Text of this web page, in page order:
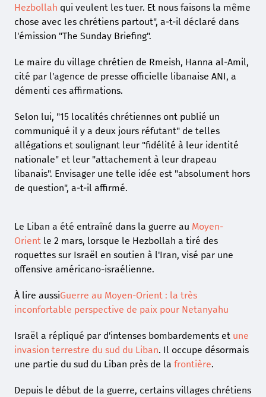
Hezbollah qui veulent les tuer. Et nous faisons la même
chose avec les chrétiens partout", a-t-il déclaré dans
l'émission "The Sunday Briefing".
Le maire du village chrétien de Rmeish, Hanna al-Amil,
cité par l'agence de presse officielle libanaise ANI, a
démenti ces affirmations.
Selon lui, "15 localités chrétiennes ont publié un
communiqué il y a deux jours réfutant" de telles
allégations et soulignant leur "fidélité à leur identité
nationale" et leur "attachement à leur drapeau
libanais". Envisager une telle idée est "absolument hors
de question", a-t-il affirmé.
Le Liban a été entraîné dans la guerre au Moyen-
Orient le 2 mars, lorsque le Hezbollah a tiré des
roquettes sur Israël en soutien à l'Iran, visé par une
offensive américano-israélienne.
À lire aussiGuerre au Moyen-Orient : la très
inconfortable perspective de paix pour Netanyahu
Israël a répliqué par d'intenses bombardements et une
invasion terrestre du sud du Liban. Il occupe désormais
une partie du sud du Liban près de la frontière.
Depuis le début de la guerre, certains villages chrétiens